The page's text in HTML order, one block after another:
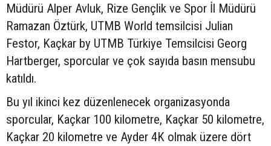
Müdürü Alper Avluk, Rize Gençlik ve Spor İl Müdürü
Ramazan Öztürk, UTMB World temsilcisi Julian
Festor, Kaçkar by UTMB Türkiye Temsilcisi Georg
Hartberger, sporcular ve çok sayıda basın mensubu
katıldı.
Bu yıl ikinci kez düzenlenecek organizasyonda
sporcular, Kaçkar 100 kilometre, Kaçkar 50 kilometre,
Kaçkar 20 kilometre ve Ayder 4K olmak üzere dört